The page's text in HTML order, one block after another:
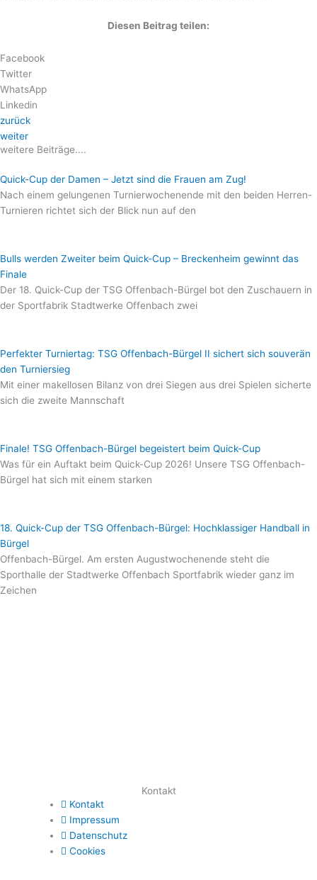
Diesen Beitrag teilen:
Facebook
Twitter
WhatsApp
Linkedin
zurück
weiter
weitere Beiträge....
Quick-Cup der Damen – Jetzt sind die Frauen am Zug!
Nach einem gelungenen Turnierwochenende mit den beiden Herren-
Turnieren richtet sich der Blick nun auf den
Bulls werden Zweiter beim Quick-Cup – Breckenheim gewinnt das
Finale
Der 18. Quick-Cup der TSG Offenbach-Bürgel bot den Zuschauern in
der Sportfabrik Stadtwerke Offenbach zwei
Perfekter Turniertag: TSG Offenbach-Bürgel II sichert sich souverän
den Turniersieg
Mit einer makellosen Bilanz von drei Siegen aus drei Spielen sicherte
sich die zweite Mannschaft
Finale! TSG Offenbach-Bürgel begeistert beim Quick-Cup
Was für ein Auftakt beim Quick-Cup 2026! Unsere TSG Offenbach-
Bürgel hat sich mit einem starken
18. Quick-Cup der TSG Offenbach-Bürgel: Hochklassiger Handball in
Bürgel
Offenbach-Bürgel. Am ersten Augustwochenende steht die
Sporthalle der Stadtwerke Offenbach Sportfabrik wieder ganz im
Zeichen
Kontakt
Kontakt
Impressum
Datenschutz
Cookies